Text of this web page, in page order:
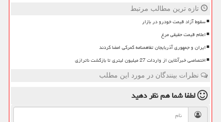
تازه ترین مطالب مرتبط
سقوط آزاد قیمت خودرو در بازار
اعلام قیمت حقیقی مرغ
ایران و جمهوری آذربایجان تفاهمنامه گمرکی امضا کردند
اختصاصی خبرآنلاین از واردات 27 میلیون لیتری تا بازگشت ناترازی
نظرات بینندگان در مورد این مطلب
لطفا شما همنظر دهید